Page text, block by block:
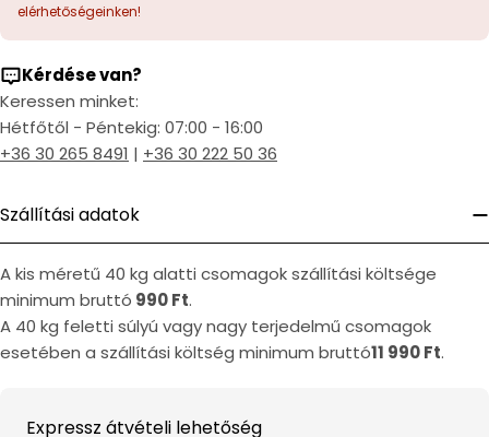
elérhetőségeinken!
Kérdése van?
Keressen minket:
Hétfőtől - Péntekig: 07:00 - 16:00
+36 30 265 8491 | +36 30 222 50 36
Szállítási adatok
A kis méretű 40 kg alatti csomagok szállítási költsége
minimum bruttó 990 Ft.
A 40 kg feletti súlyú vagy nagy terjedelmű csomagok
esetében a szállítási költség minimum bruttó11 990 Ft.
Expressz átvételi lehetőség